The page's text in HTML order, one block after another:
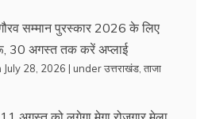
सम्मान पुरस्कार 2026 के लिए
30 अगस्त तक करें अप्लाई
28, 2026 | underउत्तराखंड ताजा